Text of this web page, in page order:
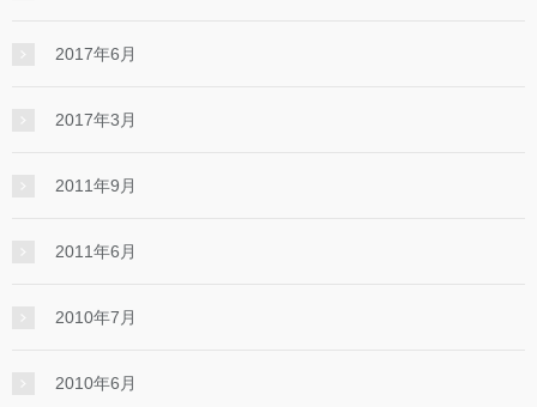
2017年6月
2017年3月
2011年9月
2011年6月
2010年7月
2010年6月